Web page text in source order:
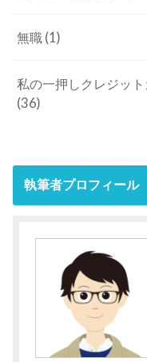
無職 (1)
私の一押しクレジッ
(36)
執筆者プロフィール